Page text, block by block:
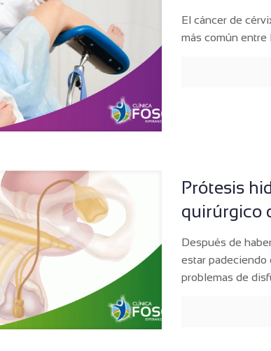
El cáncer de
más común entre
Prótesis
quirúrgico
Después de
estar padeciendo
problemas de